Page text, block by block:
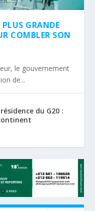
GRANDE
COMBLER SON
le gouvernement
de...
du G20 :